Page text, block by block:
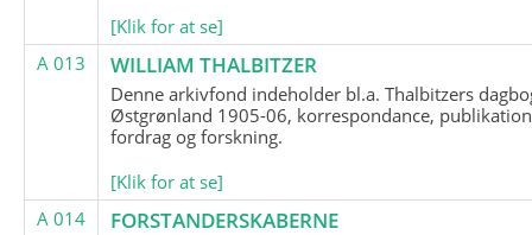
[Klik for at se]
A 013
WILLIAM THALBITZER
Denne arkivfond indeholder bl.a. Thalbitzers
Østgrønland 1905-06, korrespondance,
fordrag og forskning.
[Klik for at se]
A 014
FORSTANDERSKABERNE